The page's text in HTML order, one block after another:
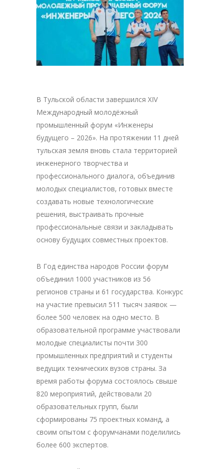
В Тульской области завершился XIV
Международный молодёжный
промышленный форум «Инженеры
будущего – 2026». На протяжении 11 дней
тульская земля вновь стала территорией
инженерного творчества и
профессионального диалога, объединив
молодых специалистов, готовых вместе
создавать новые технологические
решения, выстраивать прочные
профессиональные связи и закладывать
основу будущих совместных проектов.
В Год единства народов России форум
объединил 1000 участников из 56
регионов страны и 61 государства. Конкурс
на участие превысил 511 тысяч заявок —
более 500 человек на одно место. В
образовательной программе участвовали
молодые специалисты почти 300
промышленных предприятий и студенты
ведущих технических вузов страны. За
время работы форума состоялось свыше
820 мероприятий, действовали 20
образовательных групп, были
сформированы 75 проектных команд, а
своим опытом с форумчанами поделились
более 600 экспертов.